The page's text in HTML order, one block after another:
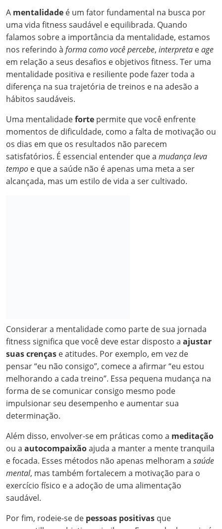
A mentalidade é um fator fundamental na busca por
uma vida fitness saudável e equilibrada. Quando
falamos sobre a importância da mentalidade, estamos
nos referindo à forma como você percebe, interpreta eage
em relação a seus desafios e objetivos fitness. Ter uma
mentalidade positiva e resiliente pode fazer toda a
diferença na sua trajetória de treinos e na adesão a
hábitos saudáveis.
Uma mentalidadeforte permite que você enfrente
momentos de dificuldade, como a falta de motivação ou
os dias em que os resultados não parecem
satisfatórios. É essencial entender que a mudança leva
tempo e que a saúde não é apenas uma meta a ser
alcançada, mas um estilo de vida a ser cultivado.
Considerar a mentalidade como parte de sua jornada
fitness significa que você deve estar disposto a ajustar
suas crenças e atitudes. Por exemplo, em vez de
pensar “eu não consigo”, comece a afirmar “eu estou
melhorando a cada treino”. Essa pequena mudança na
forma de se comunicar consigo mesmo pode
impulsionar seu desempenho e aumentar sua
determinação.
Além disso, envolver-se em práticas como a meditação
ou a autocompaixãoajuda a manter a mente tranquila
e focada. Esses métodos não apenas melhoram a saúde
mental, mas também fortalecem a motivação para o
exercício físico e a adoção de uma alimentação
saudável.
Por fim, rodeie-se de pessoas positivas que